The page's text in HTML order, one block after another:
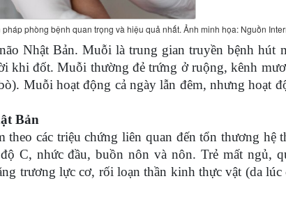
phòng bệnh quan trọng và hiệu quả nhất. Ảnh minh họa: Nguồn
Nhật Bản. Muỗi là trung gian truyền bệnh hút
khi đốt. Muỗi thường đẻ trứng ở ruộng, kênh
Muỗi hoạt động cả ngày lẫn đêm, nhưng hoạt
Bản
theo các triệu chứng liên quan đến tổn thương hệ
C, nhức đầu, buồn nôn và nôn. Trẻ mất ngủ,
trương lực cơ, rối loạn thần kinh thực vật (da lúc